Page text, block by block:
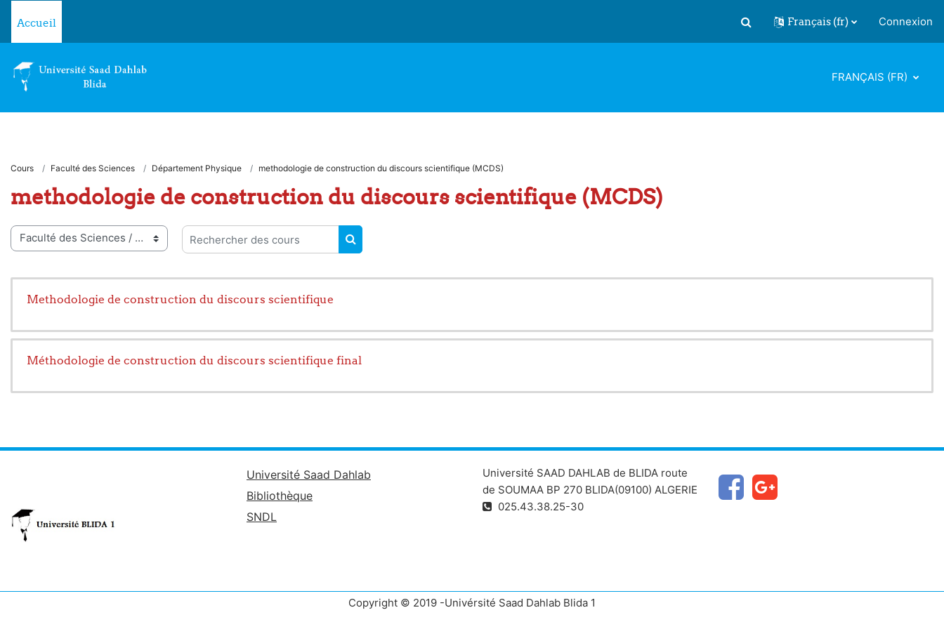
Accueil
Activer/désactiver la saisie de
Français ‎(fr)‎ Connexion
FRANÇAIS ‎(FR)‎
Cours Faculté des Sciences Département Physique methodologie de construction du discours scientifique (MCDS)
methodologie de construction du discours scientifique (MCDS)
de cours
Rechercher des cours
RECHERCHER DES COURS
Methodologie de construction du discours scientifique
Méthodologie de construction du discours scientifique final
Université Saad Dahlab
Bibliothèque
SNDL
Université SAAD DAHLAB de BLIDA route
de SOUMAA BP 270 BLIDA(09100) ALGERIE
025.43.38.25-30
Copyright © 2019 -Univérsité Saad Dahlab Blida 1